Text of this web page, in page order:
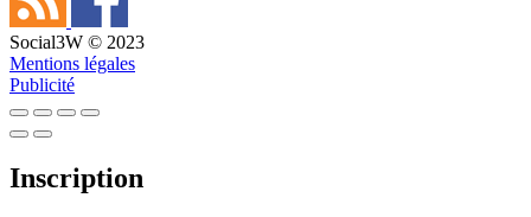
Social3W © 2023
Mentions légales
Publicité
Inscription